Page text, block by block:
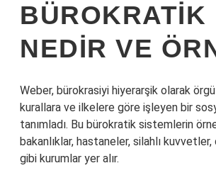
BÜROKRATIK
NEDIR VE
Weber, bürokrasiyi hiyerarşik olarak
kurallara ve ilkelere göre işleyen bir
tanımladı. Bu bürokratik sistemlerin
bakanlıklar, hastaneler, silahlı
gibi kurumlar yer alır.